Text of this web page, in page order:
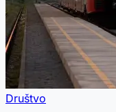
Društvo